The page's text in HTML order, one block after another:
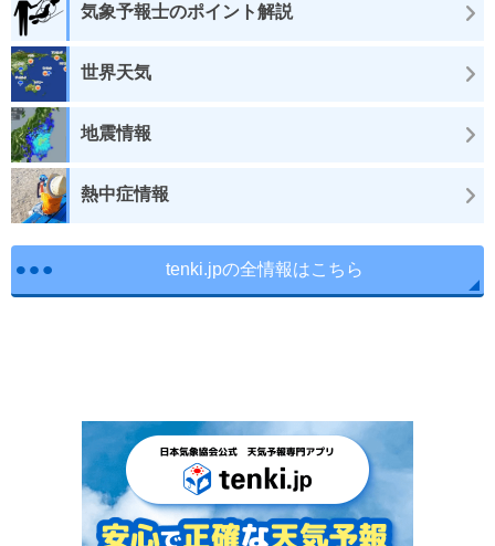
気象予報士のポイント解説
世界天気
地震情報
熱中症情報
tenki.jpの全情報はこちら